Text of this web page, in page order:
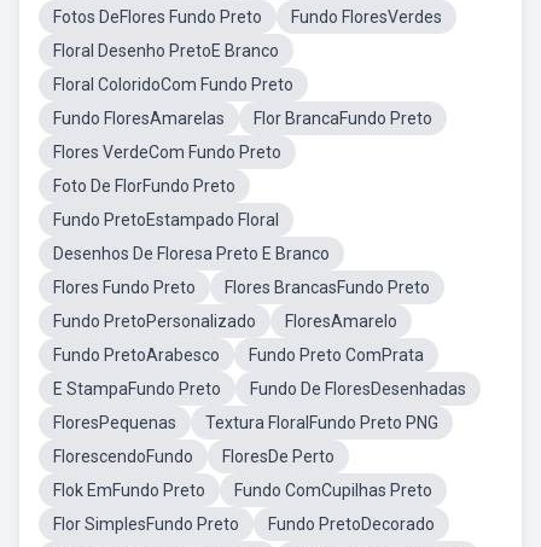
Fotos DeFlores Fundo Preto
Fundo FloresVerdes
Floral Desenho PretoE Branco
Floral ColoridoCom Fundo Preto
Fundo FloresAmarelas
Flor BrancaFundo Preto
Flores VerdeCom Fundo Preto
Foto De FlorFundo Preto
Fundo PretoEstampado Floral
Desenhos De Floresa Preto E Branco
Flores Fundo Preto
Flores BrancasFundo Preto
Fundo PretoPersonalizado
FloresAmarelo
Fundo PretoArabesco
Fundo Preto ComPrata
E StampaFundo Preto
Fundo De FloresDesenhadas
FloresPequenas
Textura FloralFundo Preto PNG
FlorescendoFundo
FloresDe Perto
Flok EmFundo Preto
Fundo ComCupilhas Preto
Flor SimplesFundo Preto
Fundo PretoDecorado